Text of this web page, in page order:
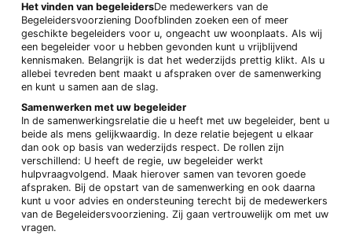
Het vinden van begeleidersDe medewerkers van de
Begeleidersvoorziening Doofblinden zoeken een of meer
geschikte begeleiders voor u, ongeacht uw woonplaats. Als wij
een begeleider voor u hebben gevonden kunt u vrijblijvend
kennismaken. Belangrijk is dat het wederzijds prettig klikt. Als u
allebei tevreden bent maakt u afspraken over de samenwerking
en kunt u samen aan de slag.
Samenwerken met uw begeleider
In de samenwerkingsrelatie die u heeft met uw begeleider, bent u
beide als mens gelijkwaardig. In deze relatie bejegent u elkaar
dan ook op basis van wederzijds respect. De rollen zijn
verschillend: U heeft de regie, uw begeleider werkt
hulpvraagvolgend. Maak hierover samen van tevoren goede
afspraken. Bij de opstart van de samenwerking en ook daarna
kunt u voor advies en ondersteuning terecht bij de medewerkers
van de Begeleidersvoorziening. Zij gaan vertrouwelijk om met uw
vragen.